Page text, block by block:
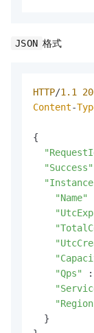
JSON 格式
HTTP/1.1
Content-
{
"Success"
"Name"
"Qps"
:
  }